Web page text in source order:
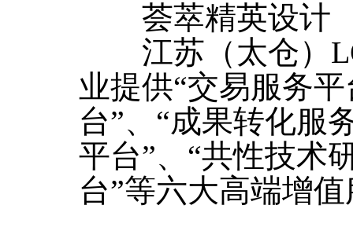
荟萃精英设计
江苏（太仓）
业提供“交易服务
台”、“成果转化服
平台”、“共性技术
台”等六大高端增